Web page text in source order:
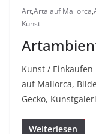
Art,Arta auf Mallorca,
Kunst
Kunst / Einkaufen
auf Mallorca,
Gecko,
Weiterlesen